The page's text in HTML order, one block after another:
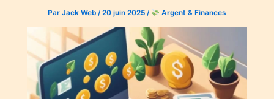
ParJack Web/20 juin 2025/ Argent & Finances